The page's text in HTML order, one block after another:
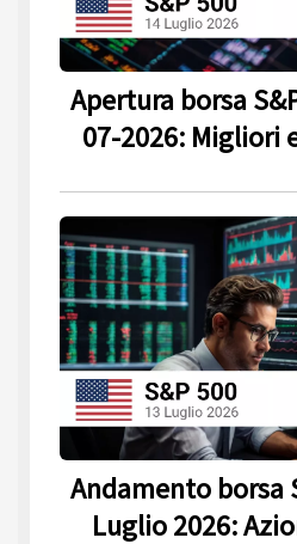
Apertura borsa
07-2026: Migliori
Andamento borsa
Luglio 2026: